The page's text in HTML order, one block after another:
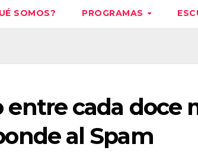
SOMOS? PROGRAMAS
entre cada doce
al Spam